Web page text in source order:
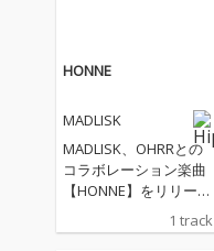
HONNE
MADLISK
MADLISK、OHRRとの
コラボレーション楽曲
【HONNE】をリリー
第2弾となる今作は、
1 track